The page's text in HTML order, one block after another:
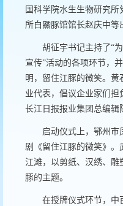
国科学院水生生物研究
所白鱀豚馆馆长赵庆中等
胡征宇书记主持了“
宣传”活动的各项环节，
明，留住江豚的微笑。
业代表，倡议企业家们担
长江日报报业集团总编辑
启动仪式上，鄂州市
剧《留住江豚的微笑》。
江滩，以剪纸、汉绣、雕
豚的主题。
在授牌仪式环节，中